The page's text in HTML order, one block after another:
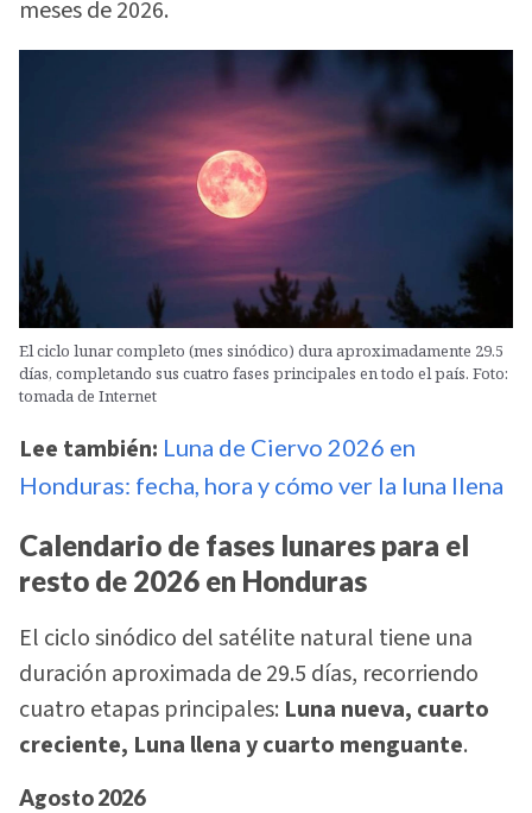
meses de 2026.
El ciclo lunar completo (mes sinódico) dura aproximadamente 29.5
días, completando sus cuatro fases principales en todo el país. Foto:
tomada de Internet
Lee también: Luna de Ciervo 2026 en
Honduras: fecha, hora y cómo ver la luna llena
Calendario de fases lunares para el
resto de 2026 en Honduras
El ciclo sinódico del satélite natural tiene una
duración aproximada de 29.5 días, recorriendo
cuatro etapas principales: Luna nueva, cuarto
creciente, Luna llena y cuarto menguante.
Agosto 2026